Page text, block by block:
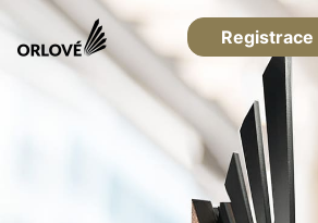
Registrace